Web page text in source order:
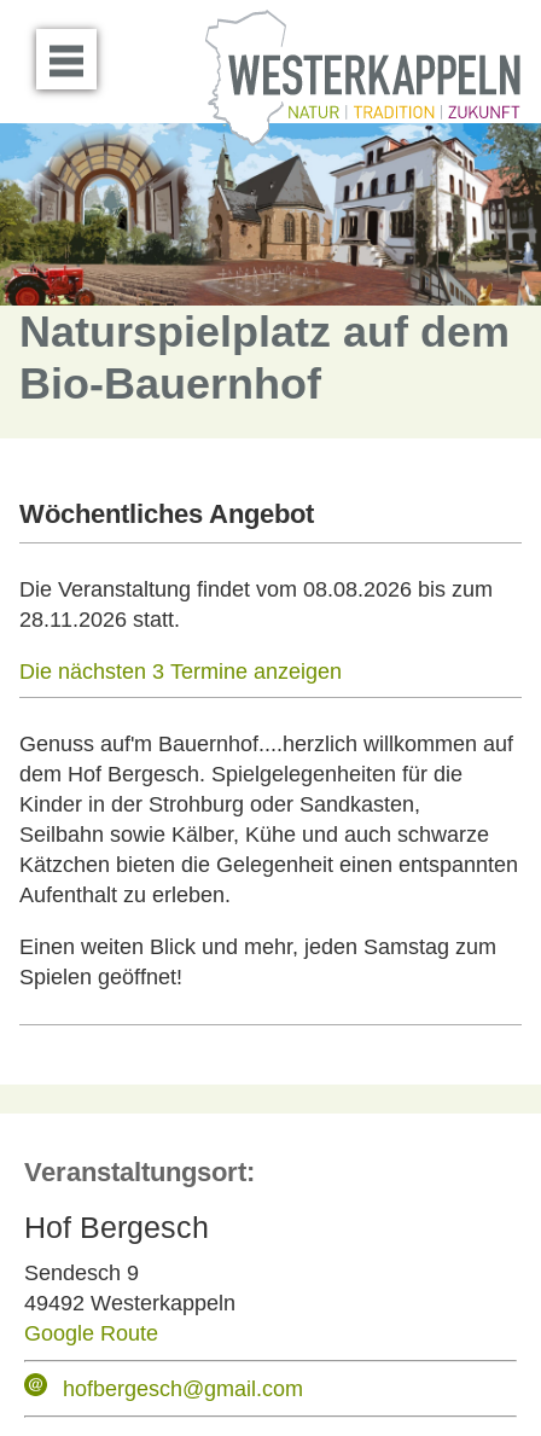
Menü öffnen
Naturspielplatz auf dem
Bio-Bauernhof
Wöchentliches Angebot
Die Veranstaltung findet vom 08.08.2026 bis zum
28.11.2026 statt.
Die nächsten 3 Termine anzeigen
Genuss auf'm Bauernhof....herzlich willkommen auf
dem Hof Bergesch. Spielgelegenheiten für die
Kinder in der Strohburg oder Sandkasten,
Seilbahn sowie Kälber, Kühe und auch schwarze
Kätzchen bieten die Gelegenheit einen entspannten
Aufenthalt zu erleben.
Einen weiten Blick und mehr, jeden Samstag zum
Spielen geöffnet!
Veranstaltungsort:
Hof Bergesch
Sendesch 9
49492 Westerkappeln
Google Route
hofbergesch@gmail.com